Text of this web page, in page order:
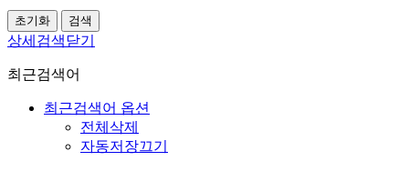
상세검색닫기
최근검색어
최근검색어 옵션
전체삭제
자동저장끄기